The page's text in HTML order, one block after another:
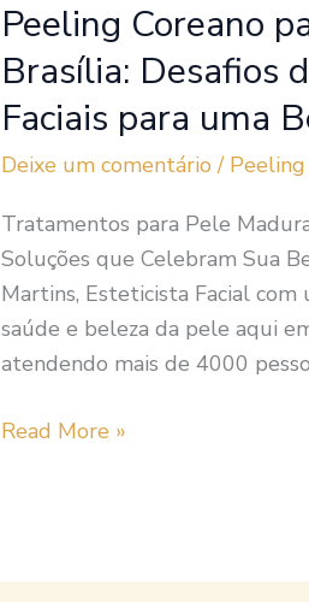
Peeling Coreano
Brasília: Desafios
Faciais para uma
Deixe um comentário / Peeling
Tratamentos para Pele
Soluções que Celebram Sua
Martins, Esteticista Facial
saúde e beleza da pele aqui
atendendo mais de 4000
Faciais
para
uma
Beleza
Read More »